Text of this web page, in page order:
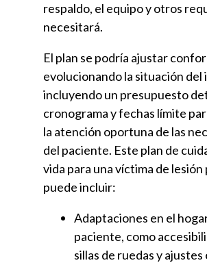
respaldo, el equipo y otros
necesitará.
El plan se podría ajustar
evolucionando la situación del
incluyendo un presupuesto
cronograma y fechas límite
la atención oportuna de las
del paciente. Este plan de
vida para una víctima de lesión
puede incluir:
Adaptaciones en el
paciente, como
sillas de ruedas y ajustes